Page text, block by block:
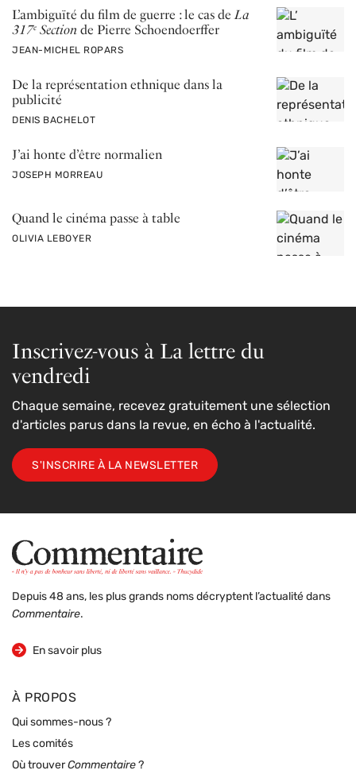
L’ ambiguïté du film de guerre : le cas de La
317e Section de Pierre Schoendoerffer
PAR
JEAN-MICHEL ROPARS
De la représentation ethnique dans la
publicité
PAR
DENIS BACHELOT
J’ai honte d’être normalien
PAR
JOSEPH MORREAU
Quand le cinéma passe à table
PAR
OLIVIA LEBOYER
Inscrivez-vous à La lettre du
vendredi
Chaque semaine, recevez gratuitement une sélection
d'articles parus dans la revue, en écho à l'actualité.
S'INSCRIRE À LA NEWSLETTER
Depuis 48 ans, les plus grands noms décryptent l’actualité dans
Commentaire.
En savoir plus
sur la revue
À PROPOS
Qui sommes-nous ?
Les comités
Où trouverCommentaire ?